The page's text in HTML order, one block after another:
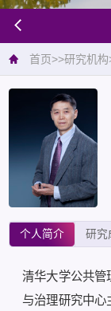
首页>>研究机构
个人简介 研究
清华大学公共管
与治理研究中心